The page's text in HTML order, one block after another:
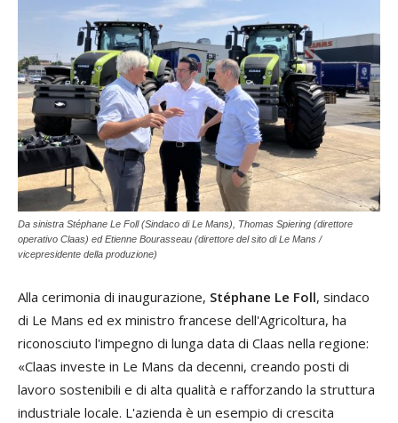
Da sinistra Stéphane Le Foll (Sindaco di Le Mans), Thomas Spiering (direttore
operativo Claas) ed Etienne Bourasseau (direttore del sito di Le Mans /
vicepresidente della produzione)
Alla cerimonia di inaugurazione, Stéphane Le Foll, sindaco
di Le Mans ed ex ministro francese dell'Agricoltura, ha
riconosciuto l'impegno di lunga data di Claas nella regione:
«Claas investe in Le Mans da decenni, creando posti di
lavoro sostenibili e di alta qualità e rafforzando la struttura
industriale locale. L'azienda è un esempio di crescita